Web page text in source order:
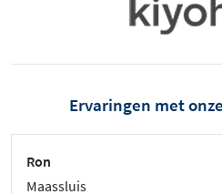
Ervaringen met
Ron
Maassluis